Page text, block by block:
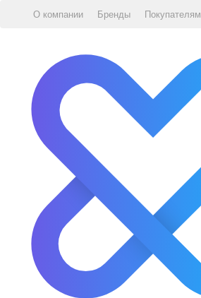
О компании Бренды Покупателям